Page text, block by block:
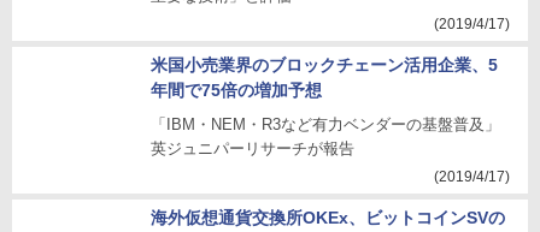
(2019/4/17)
米国小売業界のブロックチェーン活用企業、5
年間で75倍の増加予想
「IBM・NEM・R3など有力ベンダーの基盤普及」
英ジュニパーリサーチが報告
(2019/4/17)
海外仮想通貨交換所OKEx、ビットコインSVの